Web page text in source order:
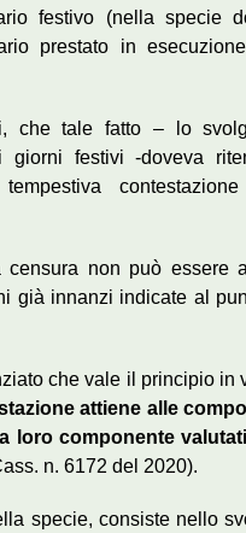
festivo (nella specie
prestato in
che tale fatto – lo
giorni festivi -doveva
censura non può essere
già innanzi indicate al
che vale il principio in
attiene alle
loro componente
n. 6172 del 2020).
specie, consiste nello